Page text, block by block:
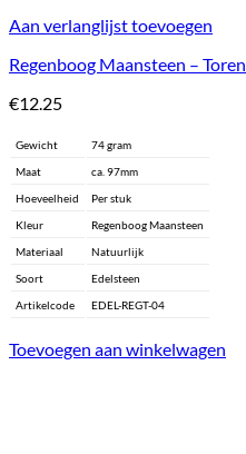
Aan verlanglijst toevoegen
Regenboog Maansteen – Toren
€12.25
Gewicht
74 gram
Maat
ca. 97mm
Hoeveelheid
Per stuk
Kleur
Regenboog Maansteen
Materiaal
Natuurlijk
Soort
Edelsteen
Artikelcode
EDEL-REGT-04
Toevoegen aan winkelwagen